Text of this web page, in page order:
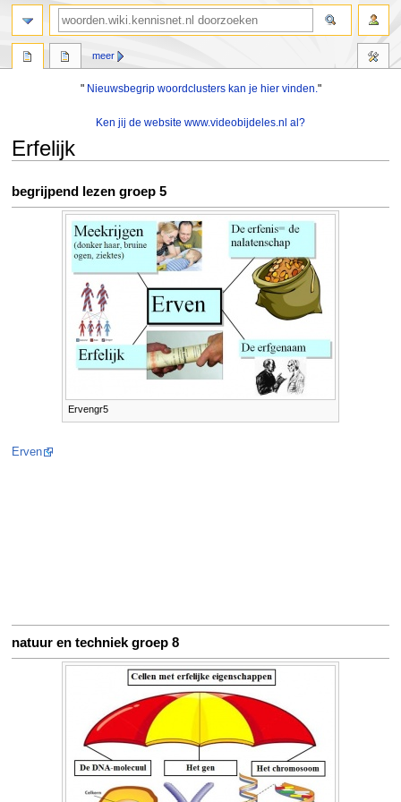
" Nieuwsbegrip woordclusters kan je hier vinden."
Ken jij de website www.videobijdeles.nl al?
Erfelijk
Naar
navigatie
Naar
zoeken
begrijpend lezen groep 5
Ervengr5
Erven
natuur en techniek groep 8
meer
zoeken